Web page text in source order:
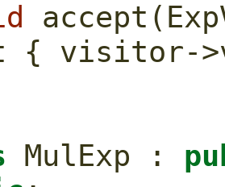
{ visitor-
MulExp :